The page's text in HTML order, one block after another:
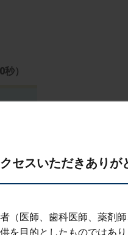
）
スいただきありが
（医師、歯科医師、薬剤
を目的としたものではあ